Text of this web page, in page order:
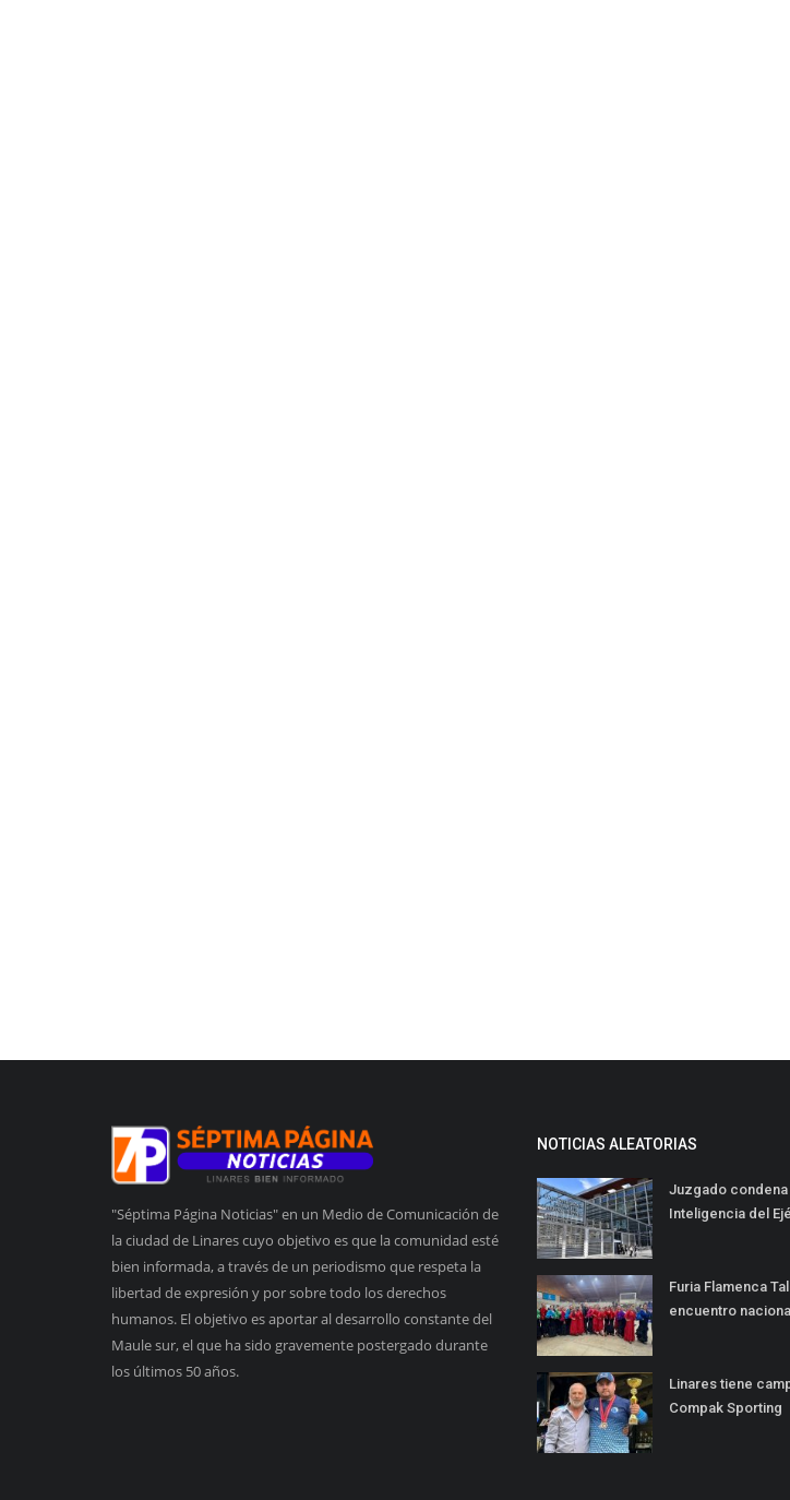
"Séptima Página Noticias" en un Medio de Comunicación de
la ciudad de Linares cuyo objetivo es que la comunidad esté
bien informada, a través de un periodismo que respeta la
libertad de expresión y por sobre todo los derechos
humanos. El objetivo es aportar al desarrollo constante del
Maule sur, el que ha sido gravemente postergado durante
los últimos 50 años.
NOTICIAS ALEATORIAS
Juzgado
Inteligencia del
Furia Flamenca
encuentro
Linares tiene
Compak Sporting